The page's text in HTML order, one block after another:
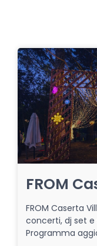
FROM
FROM Caserta
concerti, dj set
Programma